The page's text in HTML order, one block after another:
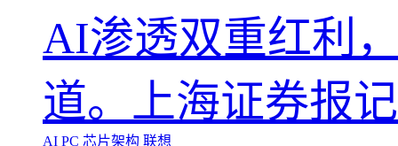
AI渗透双重红利
道。上海证券报
AI PC 芯片架构 联想